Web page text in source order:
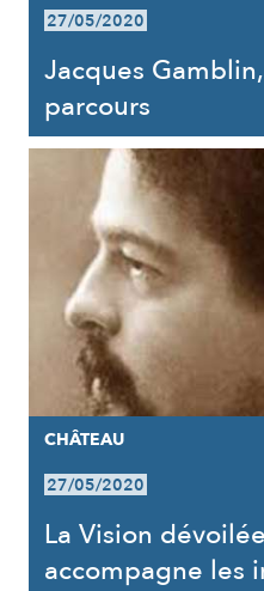
27/05/2020
Jacques
parcours
CHÂTEAU
27/05/2020
La Vision
accompagne les